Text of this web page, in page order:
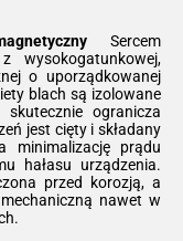
Sercem
wysokogatunkowej,
o uporządkowanej
blach są izolowane
ogranicza
jest cięty i składany
minimalizację prądu
hałasu urządzenia.
przed korozją, a
nawet w